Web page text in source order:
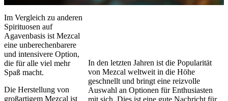
Im Vergleich zu anderen
Spirituosen auf
Agavenbasis ist Mezcal
eine unberechenbarere
und intensivere Option,
die für alle viel mehr
Spaß macht.
Die Herstellung von
großartigem Mezcal ist
In den letzten Jahren ist die Popularität
von Mezcal weltweit in die Höhe
geschnellt und bringt eine reizvolle
Auswahl an Optionen für Enthusiasten
mit sich. Dies ist eine gute Nachricht für